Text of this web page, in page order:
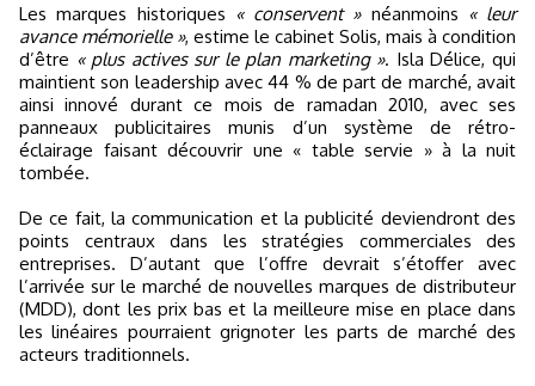
Les marques historiques « conservent »néanmoins « leur
avance mémorielle », estime le cabinet Solis, mais à condition
d’être « plus actives sur le plan marketing ». Isla Délice, qui
maintient son leadership avec 44 % de part de marché, avait
ainsi innové durant ce mois de ramadan 2010, avec ses
panneaux publicitaires munis d’un système de rétro-
éclairage faisant découvrir une « table servie » à la nuit
tombée.
De ce fait, la communication et la publicité deviendront des
points centraux dans les stratégies commerciales des
entreprises. D’autant que l’offre devrait s’étoffer avec
l’arrivée sur le marché de nouvelles marques de distributeur
(MDD), dont les prix bas et la meilleure mise en place dans
les linéaires pourraient grignoter les parts de marché des
acteurs traditionnels.